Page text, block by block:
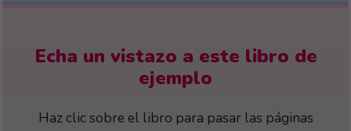
Echa un vistazo a este libro de
ejemplo
Haz clic sobre el libro para pasar las páginas